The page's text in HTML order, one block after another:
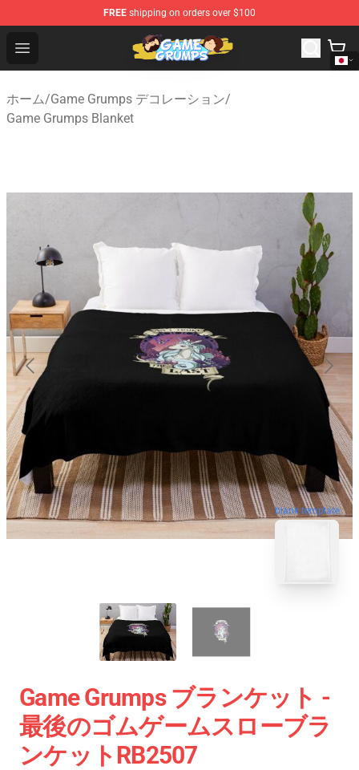
FREE shipping on orders over $100
Open menu
Game Grumps Shop - Official Game Grumps
ホーム/Game Grumps デコレーション/
Game Grumps Blanket
blank template
Game Grumps ブランケット -
最後のゴムゲームスローブラ
ンケットRB2507